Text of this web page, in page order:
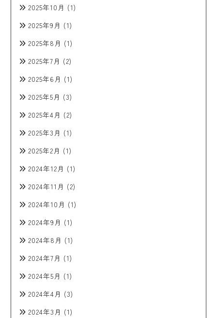
2025年10月 (1)
2025年9月 (1)
2025年8月 (1)
2025年7月 (2)
2025年6月 (1)
2025年5月 (3)
2025年4月 (2)
2025年3月 (1)
2025年2月 (1)
2024年12月 (1)
2024年11月 (2)
2024年10月 (1)
2024年9月 (1)
2024年8月 (1)
2024年7月 (1)
2024年5月 (1)
2024年4月 (3)
2024年3月 (1)